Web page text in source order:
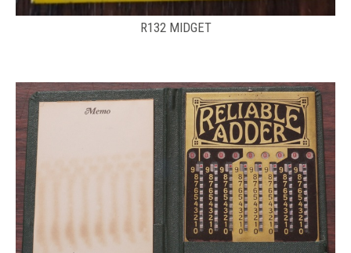
R132 MIDGET